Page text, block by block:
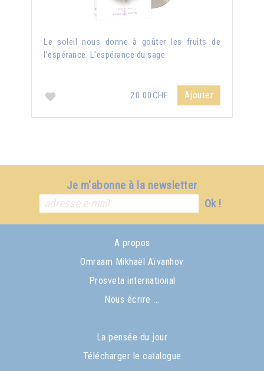
Le soleil nous donne à goûter les fruits de
l’espérance. L’espérance du sage.
20.00CHF Ajouter
Je m'abonne à la newsletter
Ok !
A propos
Omraam Mikhaël Aïvanhov
Prosveta international
Nous écrire ...
La pensée du jour
Télécharger le catalogue